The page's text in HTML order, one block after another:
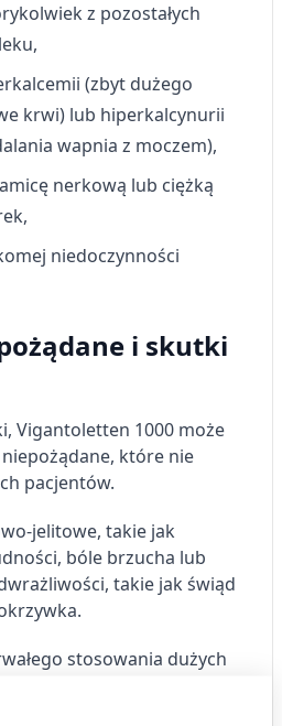
z pozostałych
(zbyt dużego
krwi) lub hiperkalcynurii
wapnia z moczem),
nerkową lub ciężką
niedoczynności
i skutki
Vigantoletten 1000 może
niepożądane, które nie
pacjentów.
jelitowe, takie jak
bóle brzucha lub
takie jak świąd
stosowania dużych
i hiperkalcynuria